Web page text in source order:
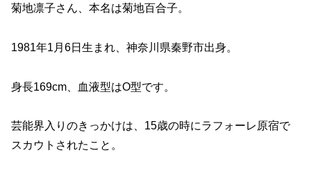
菊地凛子さん、本名は菊地百合子。
1981年1月6日生まれ、神奈川県秦野市出身。
身長169cm、血液型はO型です。
芸能界入りのきっかけは、15歳の時にラフォーレ原宿で
スカウトされたこと。